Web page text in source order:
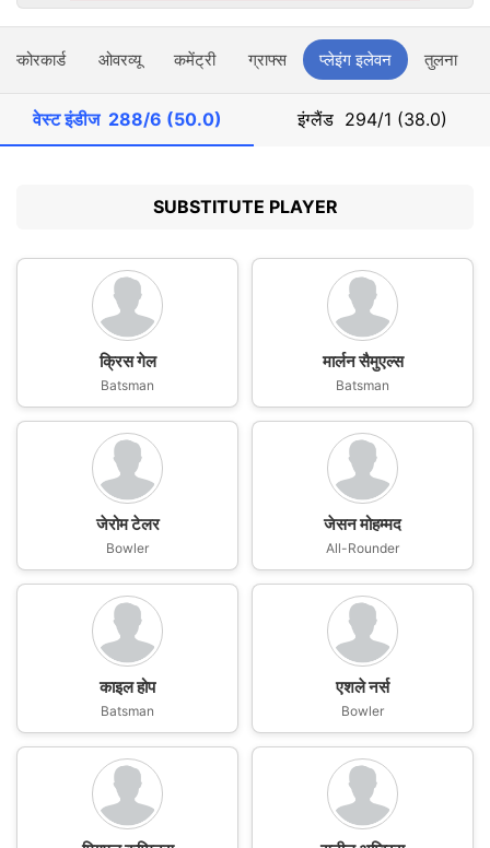
स्कोरकार्ड ओवरव्यू कमेंट्री ग्राफ्स प्लेइंग इलेवन तुलना
वेस्ट इंडीज 288/6 (50.0) इंग्लैंड 294/1 (38.0)
SUBSTITUTE PLAYER
क्रिस गेल
Batsman
मार्लन सैमुएल्स
Batsman
जेरोम टेलर
Bowler
जेसन मोहम्मद
All-Rounder
काइल होप
Batsman
एशले नर्स
Bowler